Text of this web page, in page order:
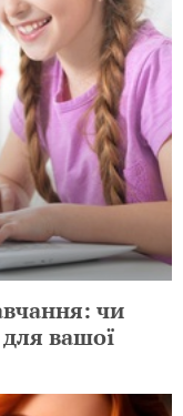
чи
вашої